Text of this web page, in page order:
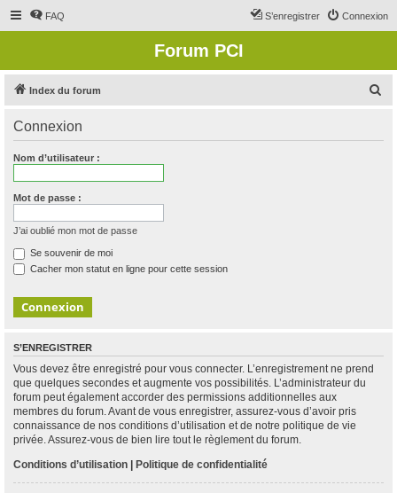
FAQ Connexion
S’enregistrer
Forum PCI
Index du forum
Connexion
Nom d’utilisateur :
Mot de passe :
J’ai oublié mon mot de passe
Se souvenir de moi
Cacher mon statut en ligne pour cette session
S’ENREGISTRER
Vous devez être enregistré pour vous connecter. L’enregistrement ne prend
que quelques secondes et augmente vos possibilités. L’administrateur du
forum peut également accorder des permissions additionnelles aux
membres du forum. Avant de vous enregistrer, assurez-vous d’avoir pris
connaissance de nos conditions d’utilisation et de notre politique de vie
privée. Assurez-vous de bien lire tout le règlement du forum.
Conditions d’utilisation | Politique de confidentialité